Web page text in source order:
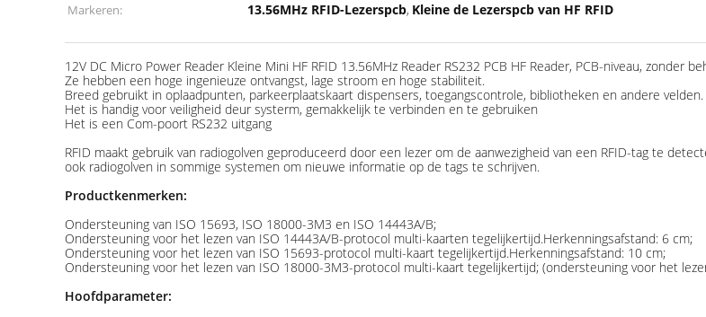
Markeren:
13.56MHz RFID-Lezerspcb, Kleine de Lezerspcb van HF RFID
12V DC Micro Power Reader Kleine Mini HF RFID 13.56MHz Reader RS232 PCB HF Reader, PCB-niveau, zonder
Ze hebben een hoge ingenieuze ontvangst, lage stroom en hoge stabiliteit.
Breed gebruikt in oplaadpunten, parkeerplaatskaart dispensers, toegangscontrole, bibliotheken en andere velden.
Het is handig voor veiligheid deur systerm, gemakkelijk te verbinden en te gebruiken
Het is een Com-poort RS232 uitgang
RFID maakt gebruik van radiogolven geproduceerd door een lezer om de aanwezigheid van een RFID-tag te
ook radiogolven in sommige systemen om nieuwe informatie op de tags te schrijven.
Productkenmerken:
Ondersteuning van ISO 15693, ISO 18000-3M3 en ISO 14443A/B;
Ondersteuning voor het lezen van ISO 14443A/B-protocol multi-kaarten tegelijkertijd.Herkenningsafstand: 6 cm;
Ondersteuning voor het lezen van ISO 15693-protocol multi-kaart tegelijkertijd.Herkenningsafstand: 10 cm;
Ondersteuning voor het lezen van ISO 18000-3M3-protocol multi-kaart tegelijkertijd; (ondersteuning voor het
Hoofdparameter: